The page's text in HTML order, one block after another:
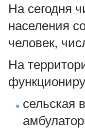
На сегодня
населения
человек,
На
сельская